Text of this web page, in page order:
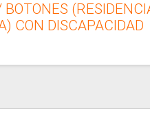
CON DISCAPACIDAD